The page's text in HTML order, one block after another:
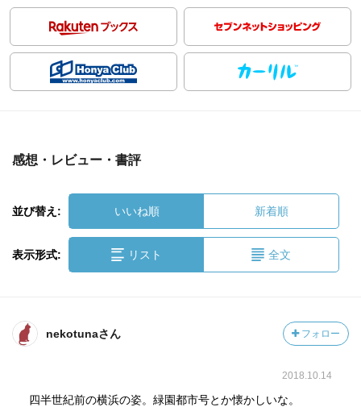
感想・レビュー・書評
並び替え: いいね順 新着順
表示形式: リスト 全文
nekotunaさん フォロー
2018.10.14
四半世紀前の横浜の姿。緑園都市号とか懐かしいな。